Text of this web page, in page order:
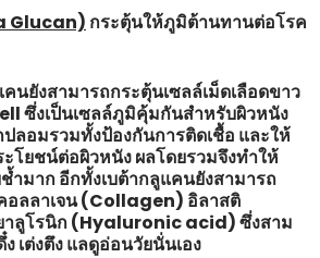
Glucan) กระตุ้นให้ภูมิต้านทานต่อโรค
นยังสามารถกระตุ้นเซลล์เม็ดเลือดขาว
ซึ่งเป็นเซลล์ภูมิคุ้มกันสำหรับผิวหนัง
ลอมรวมทั้งป้องกันการติดเชื้อ และให้
โยชน์ต่อผิวหนัง ผลโดยรวมจึงทำให้
ำมาก อีกทั้งเบต้ากลูแคนยังสามารถ
อลลาเจน (Collagen) อิลาสติ
ลูโรนิก (Hyaluronic acid) ซึ่งสาม
เต่งตึง แลดูอ่อนวัยนั่นเอง